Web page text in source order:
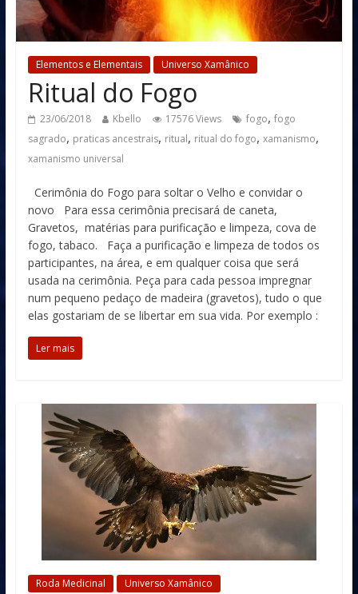
Elementos e Elementais Universo Xamânico
Ritual do Fogo
23/06/2018 Kbello 17576 Views fogo, fogo
sagrado, praticas ancestrais, ritual, ritual do fogo, xamanismo,
xamanismo universal
Cerimônia do Fogo para soltar o Velho e convidar o
novo Para essa cerimônia precisará de caneta,
Gravetos, matérias para purificação e limpeza, cova de
fogo, tabaco. Faça a purificação e limpeza de todos os
participantes, na área, e em qualquer coisa que será
usada na cerimônia. Peça para cada pessoa impregnar
num pequeno pedaço de madeira (gravetos), tudo o que
elas gostariam de se libertar em sua vida. Por exemplo :
Ler mais
Roda Medicinal Universo Xamânico